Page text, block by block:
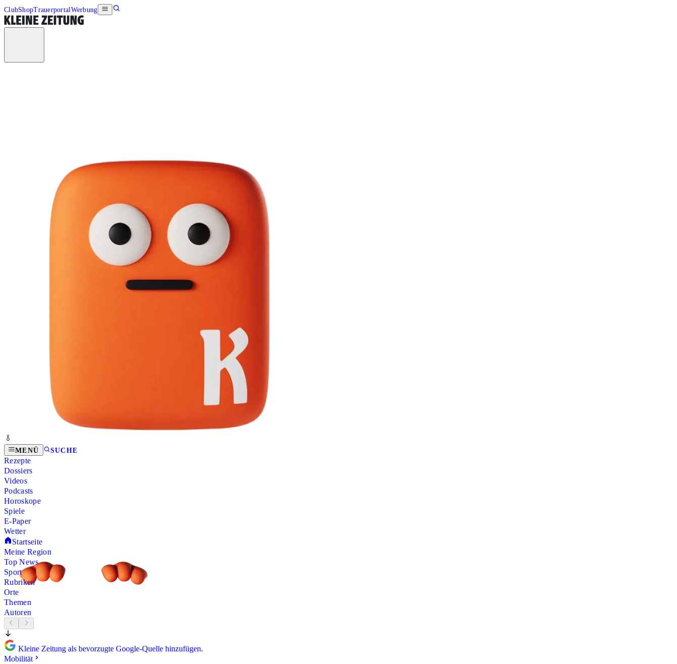
ClubShopTrauerportalWerbung
MENÜ SUCHE
Rezepte
Dossiers
Videos
Podcasts
Horoskope
Spiele
E-Paper
Wetter
Startseite
Meine Region
Top News
Sport
Rubriken
Orte
Themen
Autoren
Kleine Zeitung als bevorzugte Google-Quelle hinzufügen.
Mobilität